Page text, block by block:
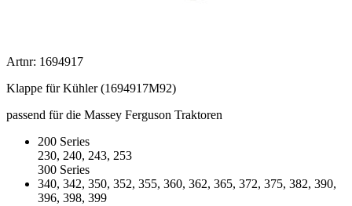
Artnr: 1694917
Klappe für Kühler (1694917M92)
passend für die Massey Ferguson Traktoren
200 Series
230, 240, 243, 253
300 Series
340, 342, 350, 352, 355, 360, 362, 365, 372, 375, 382, 390,
396, 398, 399